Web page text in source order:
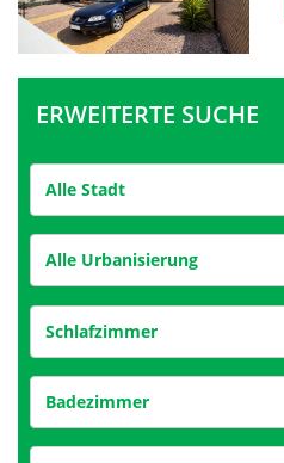
ERWEITERTE SUCHE
Alle Stadt
Alle Urbanisierung
Schlafzimmer
Badezimmer